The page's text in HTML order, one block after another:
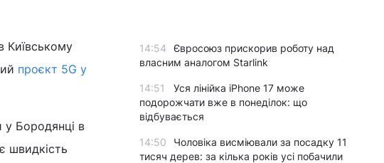
Київському
проєкт 5G у
у Бородянці в
є швидкість
14:54
Євросоюз прискорив роботу над
власним аналогом Starlink
14:51
Уся лінійка iPhone 17 може
подорожчати вже в понеділок: що
відбувається
14:50
Чоловіка висміювали за посадку 11
тисяч дерев: за кілька років усі побачили